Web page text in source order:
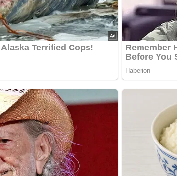
Foto: Dagmar Polte –https://www.facebook.com/LottaundLottiLovebearen
15 Minuten